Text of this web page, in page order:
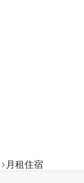
月租住宿